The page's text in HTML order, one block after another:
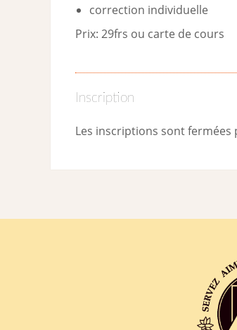
correction individuelle
Prix: 29frs ou carte de cours
Inscription
Les inscriptions sont fermées